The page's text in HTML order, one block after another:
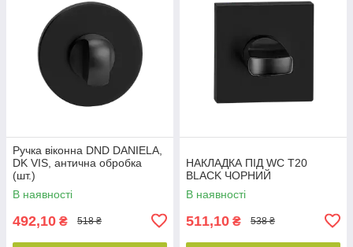
Ручка віконна DND DANIELA,
DK VIS, антична обробка
(шт.)
В наявності
492,10 ₴ 518 ₴
НАКЛАДКА ПІД WC T20
BLACK ЧОРНИЙ
В наявності
511,10 ₴ 538 ₴